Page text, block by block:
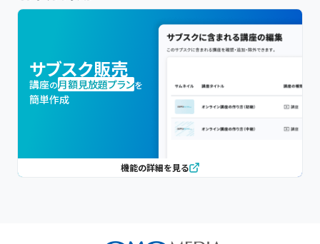
サブスク販売
講座の月額見放題プランを
簡単作成
機能の詳細を見る